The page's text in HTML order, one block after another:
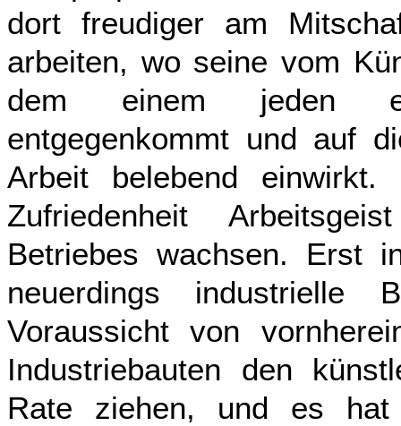
dort freudiger am
arbeiten, wo seine vom
dem einem jeden
entgegenkommt und auf
Arbeit belebend
Zufriedenheit
Betriebes wachsen. Erst
neuerdings industrielle
Voraussicht von
Industriebauten den
Rate ziehen, und es